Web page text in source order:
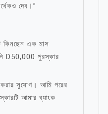
দেব।”
কিনছেন এক মাস
D50,000 পুরস্কার
করার সুযোগ। আমি পরের
আমার ব্যাংক